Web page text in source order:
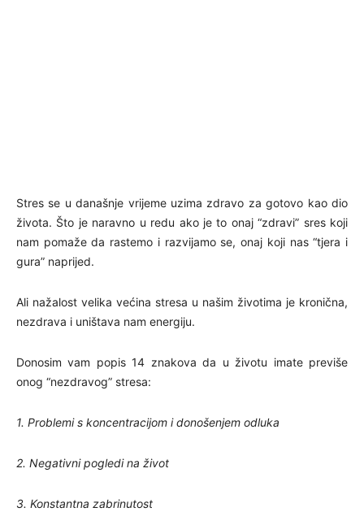
Stres se u današnje vrijeme uzima zdravo za gotovo kao dio
života. Što je naravno u redu ako je to onaj “zdravi” sres koji
nam pomaže da rastemo i razvijamo se, onaj koji nas “tjera i
gura” naprijed.
Ali nažalost velika većina stresa u našim životima je kronična,
nezdrava i uništava nam energiju.
Donosim vam popis 14 znakova da u životu imate previše
onog “nezdravog” stresa:
1. Problemi s koncentracijom i donošenjem odluka
2. Negativni pogledi na život
3. Konstantna zabrinutost